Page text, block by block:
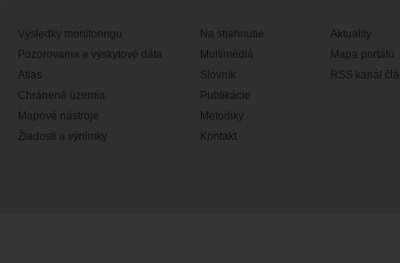
Výsledky monitoringu
Pozorovania a výskytové dáta
Atlas
Chránené územia
Mapové nástroje
Žiadosti a výnimky
Na stiahnutie
Multimédiá
Slovník
Publikácie
Metodiky
Kontakt
Aktuality
Mapa portálu
RSS kanál